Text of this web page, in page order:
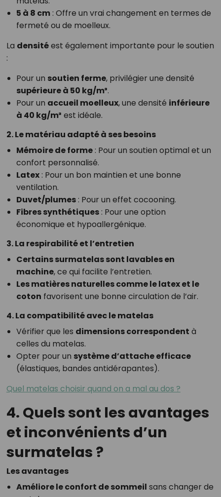
5 à 8 cm: Offre un vrai changement en termes de
fermeté ou de moelleux.
La densitéest également importante pour le soutien
:
Pour un soutien ferme, privilégier une densité
supérieure à 50 kg/m³.
Pour un accueil moelleux, une densité inférieure
à 40 kg/m³ est idéale.
2. Le matériau adapté à ses besoins
Mémoire de forme: Pour un soutien optimal et un
confort personnalisé.
Latex: Pour un bon maintien et une bonne
ventilation.
Duvet/plumes: Pour un effet cocooning.
Fibres synthétiques: Pour une option
économique et hypoallergénique.
3. La respirabilité et l’entretien
Certains surmatelas sont lavables en
machine, ce qui facilite l’entretien.
Les matières naturelles comme le latex et le
coton favorisent une bonne circulation de l’air.
4. La compatibilité avec le matelas
Vérifier que les dimensions correspondent à
celles du matelas.
Opter pour un système d’attache efficace
(élastiques, bandes antidérapantes).
Quel matelas choisir quand on a mal au dos ?
4. Quels sont les avantages
et inconvénients d’un
surmatelas ?
Les avantages
Améliore le confort de sommeil sans changer de